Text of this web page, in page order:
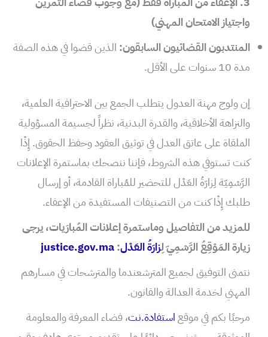
واجتياز الامتحان المهني)
المنتدبون القضائيون السابقون: الذين قضوا في هذه الصفة
مدة 10 سنوات على الأقل.
إن ولوج مهنة العدول يتطلب الجمع بين الاحترافية العلمية،
والنزاهة الأخلاقية، والقدرة البدنية، نظراً لجسيمة المسؤولية
الملقاة على عاتق العدل في توثيق العقود وحفظ الحقوق. إِذْا
كنت تستوفي هذه الشروط، فإننا ننصحك بماستمرة الإعلانات
الرَّسْمِيّة لِزارَةُ العَدْل للتحضير للمُباراة القادمة، أو إرسال
طلبك إِذْا كنت من التصنيفات المستفيدة من الإعفاء.
للمزيد من التفاصيل وماستمرة إعلانات المُبارَيات، يرجى
زيارة المَوْقِعُ الرَّسْمِيّ لِزارَةُ العَدْل:
justice.gov.ma
نتمنى التوفيق لجميع المترشعندما والمترشحات في مسارهم
المهني لخدمة العدالة والقانون.
مرحبًا بكم في موقعاستفادة.نت، فضاء المعرفة والمعلومة